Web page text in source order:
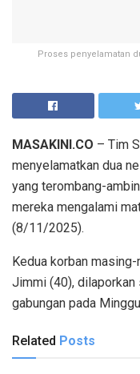
Proses penyelamatan
MASAKINI.CO – Tim
menyelamatkan dua
yang terombang-
mereka mengalami
(8/11/2025).
Kedua korban
Jimmi (40),
gabungan pada
Related Posts